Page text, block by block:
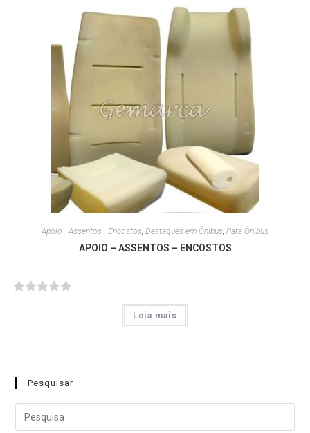
Apoio - Assentos - Encostos, Destaques em Ônibus, Para Ônibus
APOIO – ASSENTOS – ENCOSTOS
a
ç
Leia mais
Pesquisar